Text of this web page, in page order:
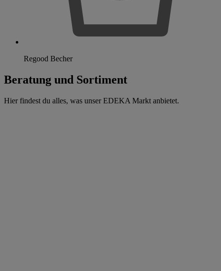
Regood Becher
Beratung und Sortiment
Hier findest du alles, was unser EDEKA Markt anbietet.